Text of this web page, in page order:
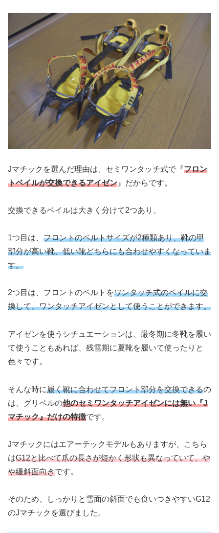
Jマチックを選んだ理由は、セミワンタッチ式で『 フロン
トベイルが交換できるアイゼン』だからです。
交換できるベイルは大きく分けて2つあり、
1つ目は、 フロントのベルトサイズが2種類あり、靴の甲
部分が高い靴、低い靴どちらにも合わせやすくなっていま
す。
2つ目は、フロントのベルトをワンタッチ式のベイルに交
換して、ワンタッチアイゼンとして使うことができます。
アイゼンを使うシチュエーションは、厳冬期に冬靴を履い
て使うこともあれば、残雪期に夏靴を履いて使ったりと
色々です。
そんな時に履く靴に合わせてフロント部分を交換できるの
は、グリベルの他のセミワンタッチアイゼンには無い『J
マチック』だけの特徴です。
Jマチックにはエアーテックモデルもありますが、こちら
はG12と比べて爪の長さが短かく形状も異なっていて、や
や緩斜面向きです。
そのため、しっかりと雪面の斜面でも食いつきやすいG12
のJマチックを選びました。